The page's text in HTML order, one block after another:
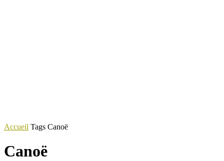
Accueil Tags Canoë
Canoë